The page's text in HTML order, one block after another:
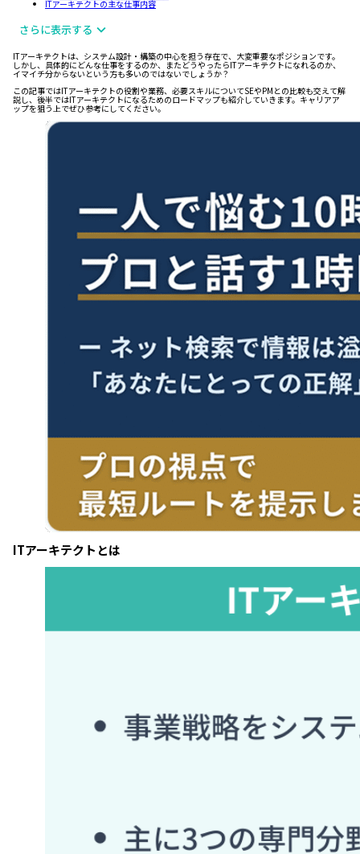
ITアーキテクトの主な仕事内容
さらに表示する
ITアーキテクトは、システム設計・構築の中心を担う存在で、大変重要なポジションです。
しかし、具体的にどんな仕事をするのか、またどうやったらITアーキテクトになれるのか、
イマイチ分からないという方も多いのではないでしょうか？
この記事ではITアーキテクトの役割や業務、必要スキルについてSEやPMとの比較も交えて解
説し、後半ではITアーキテクトになるためのロードマップも紹介していきます。キャリアア
ップを狙う上でぜひ参考にしてください。
ITアーキテクトとは